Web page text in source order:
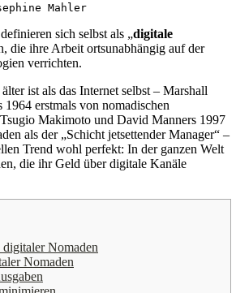
Mahler
sich selbst als „digitale
die ihre Arbeit ortsunabhängig auf der
verrichten.
ist als das Internet selbst – Marshall
erstmals von nomadischen
Makimoto und David Manners 1997
als der „Schicht jetsettender Manager“ –
Trend wohl perfekt: In der ganzen Welt
die ihr Geld über digitale Kanäle
Nomaden
Nomaden